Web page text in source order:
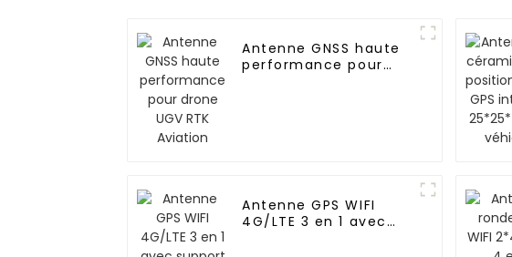
Antenne GNSS haute
performance pour
Antenne GPS WIFI
4G/LTE 3 en 1 avec